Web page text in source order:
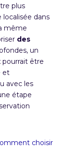
plus
localisée dans
même
des
un
pourrait être
et
avec les
étape
choisir